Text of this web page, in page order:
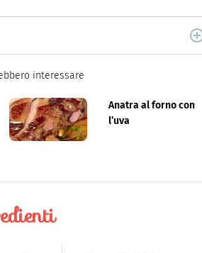
di Italiaonline nel quale trovi idee veloci,
interessare
Anatra al forno con
l’uva